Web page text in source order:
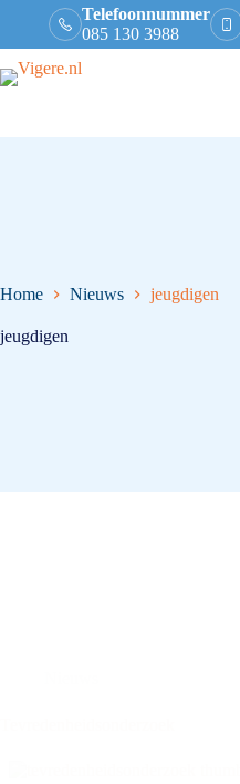
Telefoonnummer
085 130 3988
Home Nieuws jeugdigen
jeugdigen